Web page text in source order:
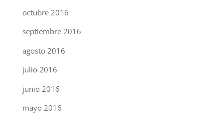
octubre 2016
septiembre 2016
agosto 2016
julio 2016
junio 2016
mayo 2016